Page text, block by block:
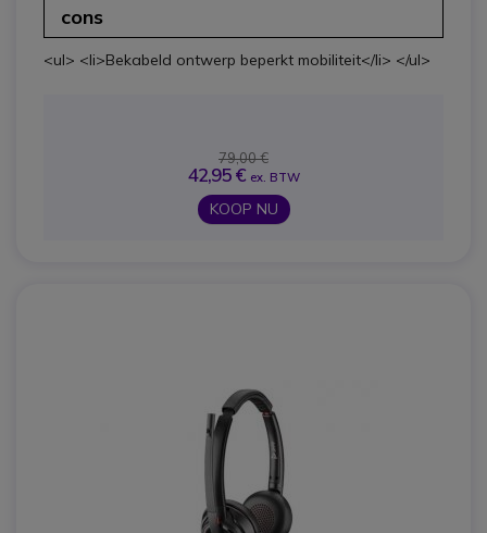
cons
<ul> <li>Bekabeld ontwerp beperkt mobiliteit</li> </ul>
79,00 €
42,95 € ex. BTW
KOOP NU